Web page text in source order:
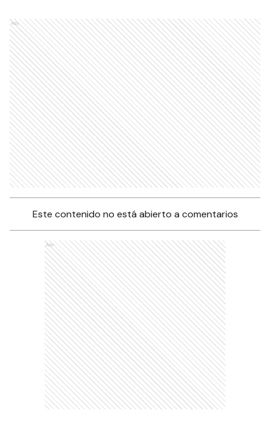
Ads
Este contenido no está abierto a comentarios
Ads